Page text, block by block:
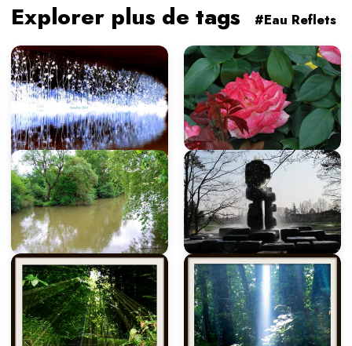
Explorer plus de tags #Eau Reflets